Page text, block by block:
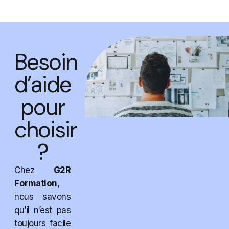
Besoin
d’aide
pour
choisir
?
Chez G2R
Formation,
nous savons
qu’il n’est pas
toujours facile